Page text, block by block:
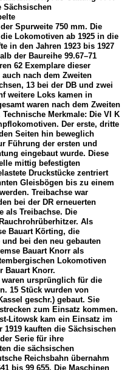
Sächsischen
Spurweite 750 mm. Die
Lokomotiven ab 1925 in die
in den Jahren 1923 bis 1927
der Baureihe 99.67–71
62 Exemplare dieser
nach dem Zweiten
13 bei der DB und zwei
weitere Loks kamen in
waren nach dem Zweiten
Merkmale: Die VI K
Der erste, dritte
Seiten hin beweglich
Führung der ersten und
eingebaut wurde. Diese
mittig befestigten
Druckstücke zentriert
Gleisbögen bis zu einem
Treibachse war
bei der DR erneuerten
als Treibachse. Die
Als
Bauart Körting, die
bei den neu gebauten
Bauart Knorr als
Lokomotiven
Bauart Knorr.
ursprünglich für die
15 Stück wurden von
geschr.) gebaut. Sie
zum Einsatz kommen.
Litowsk kam ein Einsatz im
kauften die Sächsischen
Serie für ihre
die sächsischen
Reichsbahn übernahm
bis 99 655. Die Maschinen